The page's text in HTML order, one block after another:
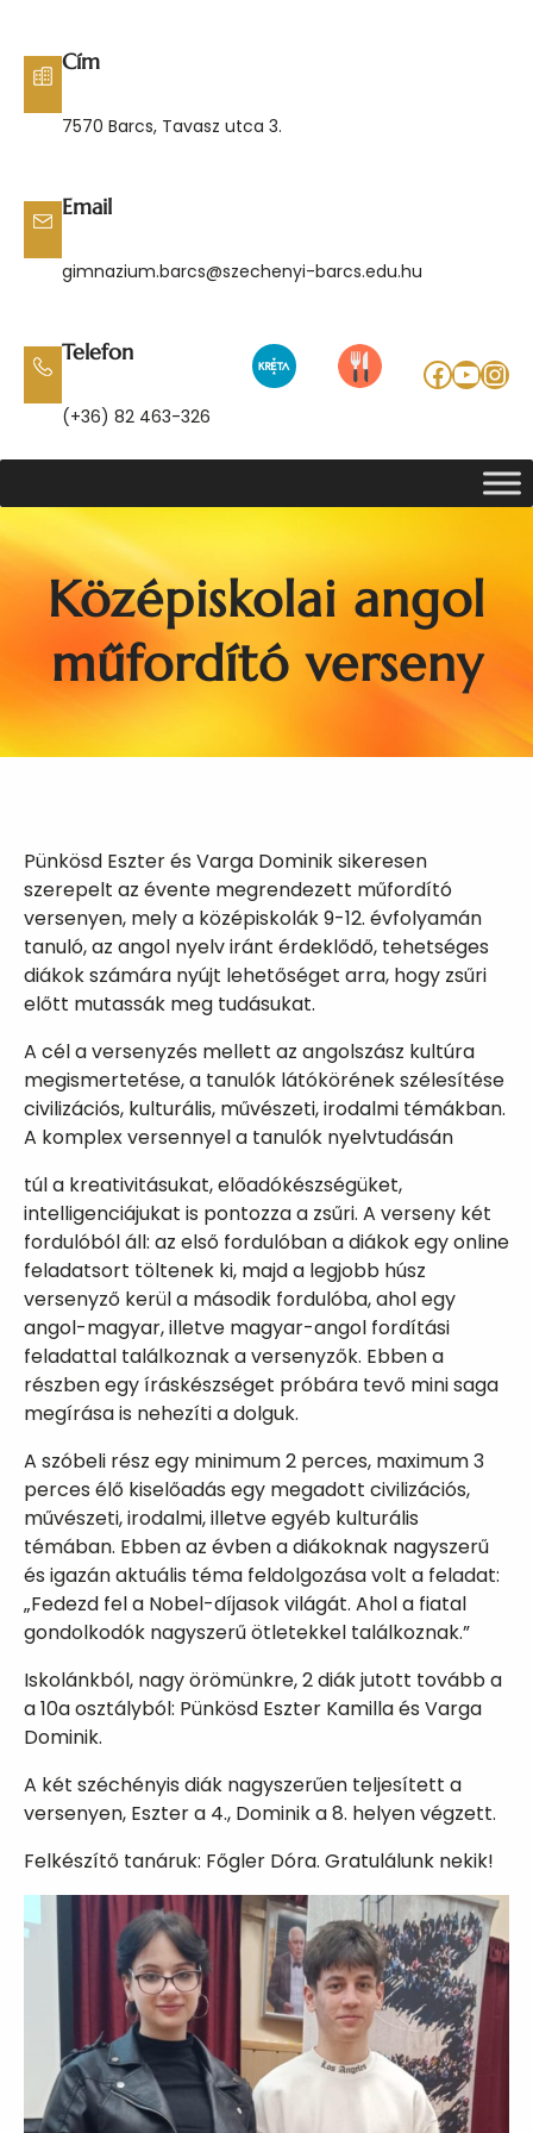
tartalomhoz
Cím
7570 Barcs, Tavasz utca 3.
Email
gimnazium.barcs@szechenyi-barcs.edu.hu
Telefon
(+36) 82 463-326
Középiskolai angol
műfordító verseny
Pünkösd Eszter és Varga Dominik sikeresen
szerepelt az évente megrendezett műfordító
versenyen, mely a középiskolák 9-12. évfolyamán
tanuló, az angol nyelv iránt érdeklődő, tehetséges
diákok számára nyújt lehetőséget arra, hogy zsűri
előtt mutassák meg tudásukat.
A cél a versenyzés mellett az angolszász kultúra
megismertetése, a tanulók látókörének szélesítése
civilizációs, kulturális, művészeti, irodalmi témákban.
A komplex versennyel a tanulók nyelvtudásán
túl a kreativitásukat, előadókészségüket,
intelligenciájukat is pontozza a zsűri. A verseny két
fordulóból áll: az első fordulóban a diákok egy online
feladatsort töltenek ki, majd a legjobb húsz
versenyző kerül a második fordulóba, ahol egy
angol-magyar, illetve magyar-angol fordítási
feladattal találkoznak a versenyzők. Ebben a
részben egy íráskészséget próbára tevő mini saga
megírása is nehezíti a dolguk.
A szóbeli rész egy minimum 2 perces, maximum 3
perces élő kiselőadás egy megadott civilizációs,
művészeti, irodalmi, illetve egyéb kulturális
témában. Ebben az évben a diákoknak nagyszerű
és igazán aktuális téma feldolgozása volt a feladat:
„Fedezd fel a Nobel-díjasok világát. Ahol a fiatal
gondolkodók nagyszerű ötletekkel találkoznak.”
Iskolánkból, nagy örömünkre, 2 diák jutott tovább a
a 10a osztályból: Pünkösd Eszter Kamilla és Varga
Dominik.
A két széchényis diák nagyszerűen teljesített a
versenyen, Eszter a 4., Dominik a 8. helyen végzett.
Felkészítő tanáruk: Főgler Dóra. Gratulálunk nekik!